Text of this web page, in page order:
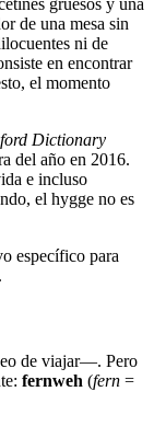
gruesos y una
de una mesa sin
ni de
en encontrar
el momento
Dictionary
del año en 2016.
e incluso
el hygge no es
específico para
de viajar—. Pero
fernweh (fern =